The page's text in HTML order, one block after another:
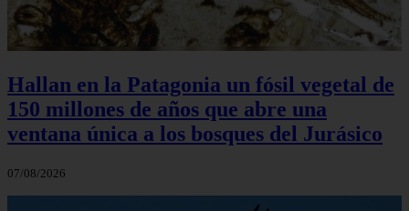
Hallan en la Patagonia un fósil vegetal de
150 millones de años que abre una
ventana única a los bosques del Jurásico
07/08/2026